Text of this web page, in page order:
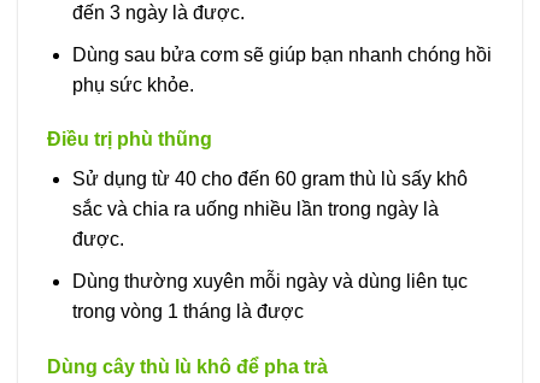
đến 3 ngày là được.
Dùng sau bửa cơm sẽ giúp bạn nhanh chóng hồi
phụ sức khỏe.
Điều trị phù thũng
Sử dụng từ 40 cho đến 60 gram thù lù sấy khô
sắc và chia ra uống nhiều lần trong ngày là
được.
Dùng thường xuyên mỗi ngày và dùng liên tục
trong vòng 1 tháng là được
Dùng cây thù lù khô để pha trà